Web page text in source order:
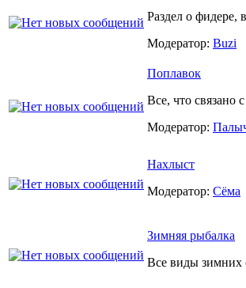
Раздел о фидере,
Модератор: Buzi
Поплавок
Все, что связано
Модератор:
Нахлыст
Модератор: Сёма
Зимняя рыбалка
Все виды зимних